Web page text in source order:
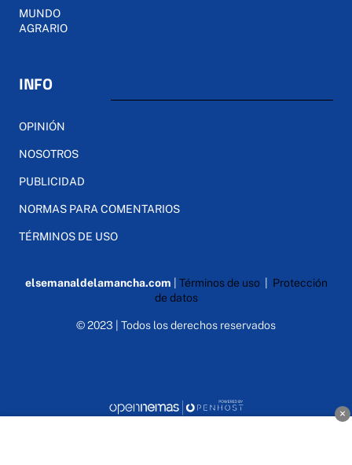
MUNDO
AGRARIO
INFO
OPINIÓN
NOSOTROS
PUBLICIDAD
NORMAS PARA COMENTARIOS
TÉRMINOS DE USO
elsemanaldelamancha.com Términos de uso| Protección
de datos
© 2023 | Todos los derechos reservados
×